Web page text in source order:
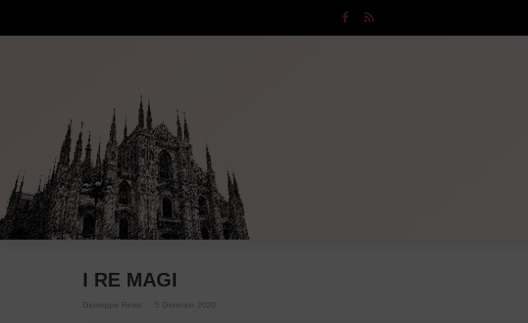
I RE MAGI
Giuseppe Reiss 5 Gennaio 2020